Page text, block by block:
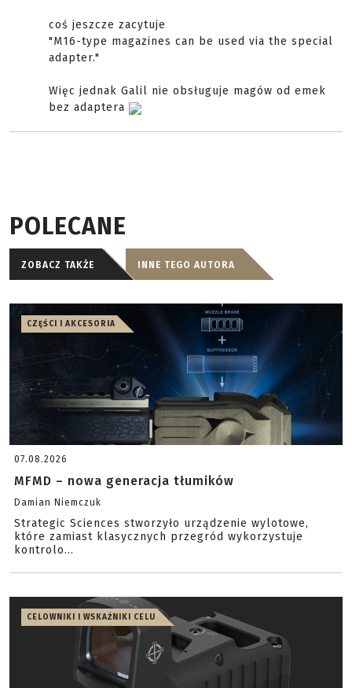
coś jeszcze zacytuje
"M16-type magazines can be used via the special
adapter."
Więc jednak Galil nie obsługuje magów od emek
bez adaptera
POLECANE
ZOBACZ TAKŻE INNE TEGO AUTORA
CZĘŚCI I AKCESORIA
07.08.2026
MFMD – nowa generacja tłumików
Damian Niemczuk
Strategic Sciences stworzyło urządzenie wylotowe,
które zamiast klasycznych przegród wykorzystuje
kontrolo...
CELOWNIKI I WSKAŹNIKI CELU